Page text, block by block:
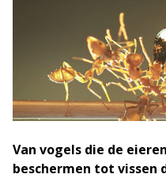
Van vogels die de
beschermen tot vissen